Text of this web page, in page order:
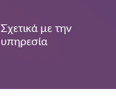
Σχετικά με την
υπηρεσία